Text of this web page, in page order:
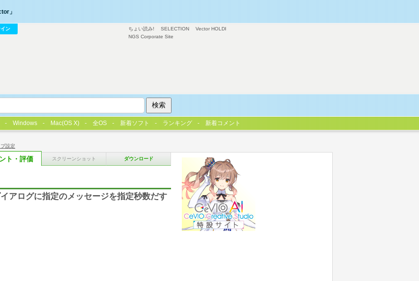
設定
ト・評価 スクリーンショット ダウンロード
アログに指定のメッセージを指定秒数だす
ちょい読み! SELECTION
Vector HOLDI
NGS Corporate Site
」
ン
Windows Mac(OS X) 全OS 新着ソフト ランキング 新着コメント